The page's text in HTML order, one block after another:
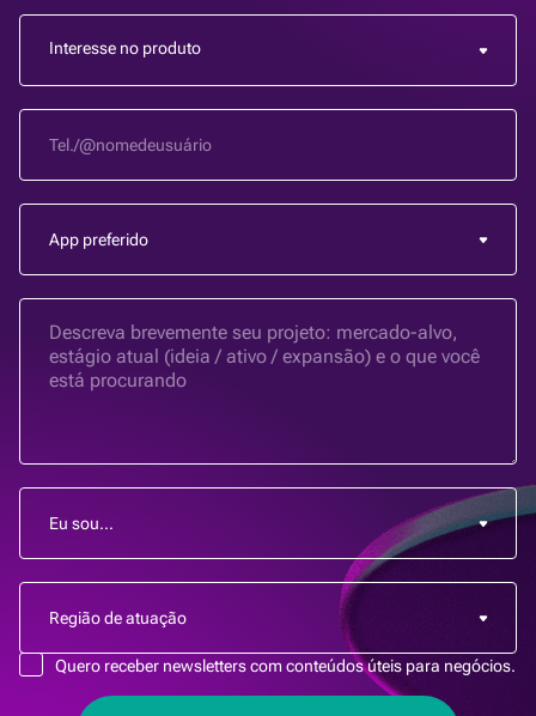
Interesse no produto
Quero receber newsletters com conteúdos úteis para negócios.